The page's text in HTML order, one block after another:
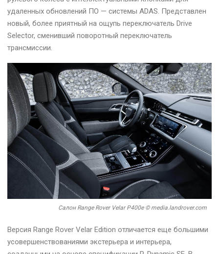
удаленных обновлений ПО — системы ADAS. Представлен
новый, более приятный на ощупь переключатель Drive
Selector, сменивший поворотный переключатель
трансмиссии.
Салон Range Rover Velar P400e © media.landrover.com
Версия Range Rover Velar Edition отличается еще большими
усовершенствованиями экстерьера и интерьера,